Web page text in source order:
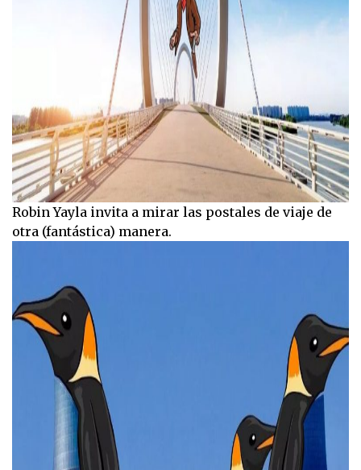
Robin Yayla invita a mirar las postales de viaje de
otra (fantástica) manera.